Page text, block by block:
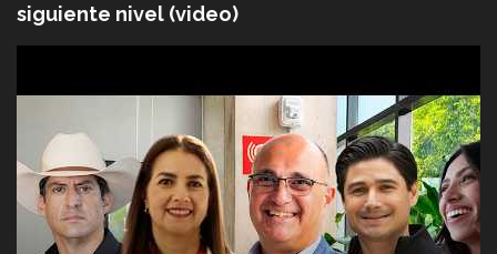
siguiente nivel (video)